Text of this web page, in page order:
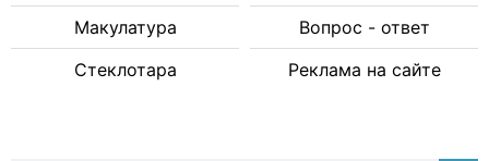
Макулатура
Стеклотара
Вопрос - ответ
Реклама на сайте